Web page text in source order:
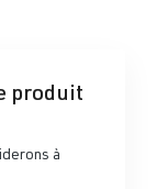
produit
à